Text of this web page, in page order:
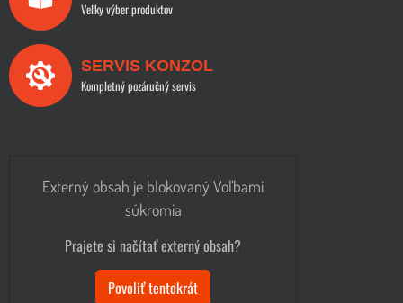
Veľky výber produktov
SERVIS KONZOL
Kompletný pozáručný servis
Externý obsah je blokovaný Voľbami
súkromia
Prajete si načítať externý obsah?
Povoliť tentokrát